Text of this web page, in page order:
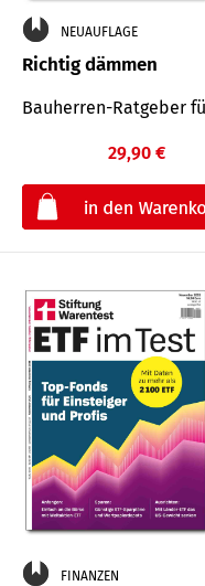
NEUAUFLAGE
Richtig dämmen
Bauherren-Ratgeber
29,90 €
FINANZEN